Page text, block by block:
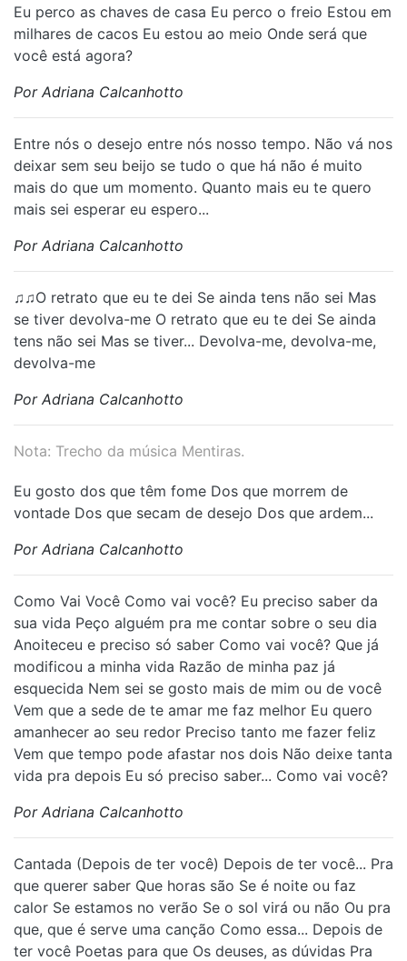
Eu perco as chaves de casa Eu perco o freio Estou em
milhares de cacos Eu estou ao meio Onde será que
você está agora?
Por Adriana Calcanhotto
Entre nós o desejo entre nós nosso tempo. Não vá nos
deixar sem seu beijo se tudo o que há não é muito
mais do que um momento. Quanto mais eu te quero
mais sei esperar eu espero...
Por Adriana Calcanhotto
♫♫O retrato que eu te dei Se ainda tens não sei Mas
se tiver devolva-me O retrato que eu te dei Se ainda
tens não sei Mas se tiver... Devolva-me, devolva-me,
devolva-me
Por Adriana Calcanhotto
Nota: Trecho da música Mentiras.
Eu gosto dos que têm fome Dos que morrem de
vontade Dos que secam de desejo Dos que ardem...
Por Adriana Calcanhotto
Como Vai Você Como vai você? Eu preciso saber da
sua vida Peço alguém pra me contar sobre o seu dia
Anoiteceu e preciso só saber Como vai você? Que já
modificou a minha vida Razão de minha paz já
esquecida Nem sei se gosto mais de mim ou de você
Vem que a sede de te amar me faz melhor Eu quero
amanhecer ao seu redor Preciso tanto me fazer feliz
Vem que tempo pode afastar nos dois Não deixe tanta
vida pra depois Eu só preciso saber... Como vai você?
Por Adriana Calcanhotto
Cantada (Depois de ter você) Depois de ter você... Pra
que querer saber Que horas são Se é noite ou faz
calor Se estamos no verão Se o sol virá ou não Ou pra
que, que é serve uma canção Como essa... Depois de
ter você Poetas para que Os deuses, as dúvidas Pra